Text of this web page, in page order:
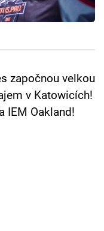
započnou velkou
v Katowicích!
IEM Oakland!